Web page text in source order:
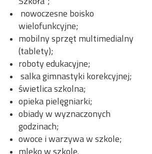
nowoczesne boisko
wielofunkcyjne;
mobilny sprzęt multimedialny
(tablety);
roboty edukacyjne;
salka gimnastyki korekcyjnej;
świetlica szkolna;
opieka pielęgniarki;
obiady w wyznaczonych
godzinach;
owoce i warzywa w szkole;
mleko w szkole.